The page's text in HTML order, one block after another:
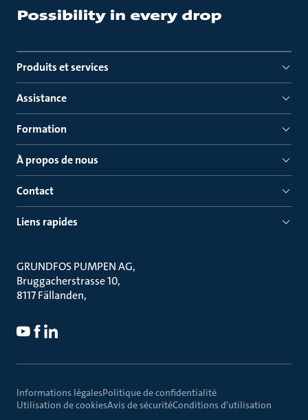
Produits et services
Assistance
Formation
À propos de nous
Contact
Liens rapides
GRUNDFOS PUMPEN AG
Bruggacherstrasse 10
8117 Fällanden
Informations légalesPolitique de confidentialité
Utilisation de cookiesAvis de sécuritéConditions d'utilisation